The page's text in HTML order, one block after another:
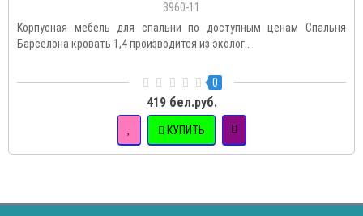
3960-11
Корпусная мебель для спальни по доступным ценам Спальня
Барселона кровать 1,4 производится из эколог..
0
419 бел.руб.
КУПИТЬ